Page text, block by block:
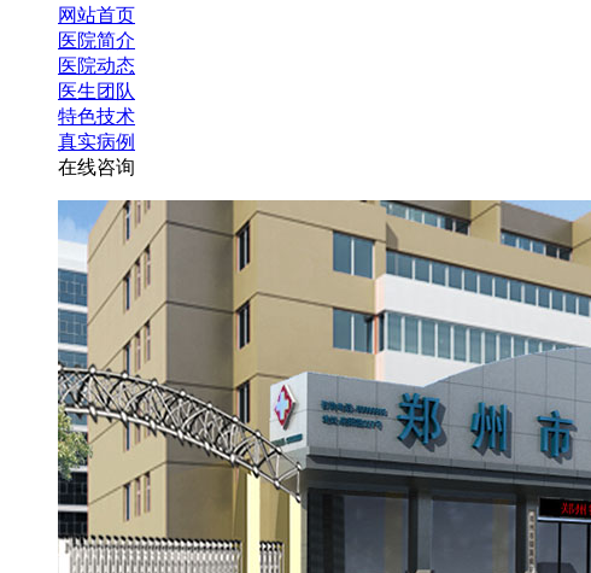
网站首页
医院简介
医院动态
医生团队
特色技术
真实病例
在线咨询